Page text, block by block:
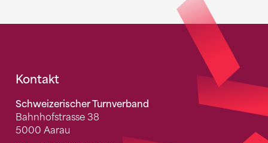
Fusszeile
Kontakt
Schweizerischer Turnverband
Bahnhofstrasse 38
5000 Aarau